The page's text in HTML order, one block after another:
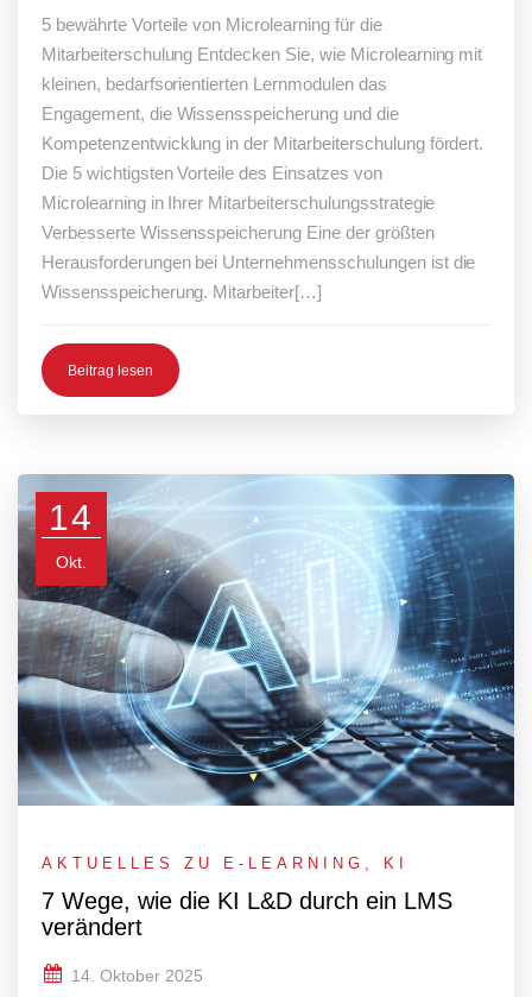
5 bewährte Vorteile von Microlearning für die
Mitarbeiterschulung Entdecken Sie, wie Microlearning mit
kleinen, bedarfsorientierten Lernmodulen das
Engagement, die Wissensspeicherung und die
Kompetenzentwicklung in der Mitarbeiterschulung fördert.
Die 5 wichtigsten Vorteile des Einsatzes von
Microlearning in Ihrer Mitarbeiterschulungsstrategie
Verbesserte Wissensspeicherung Eine der größten
Herausforderungen bei Unternehmensschulungen ist die
Wissensspeicherung. Mitarbeiter[…]
Beitrag lesen
14
Okt.
AKTUELLES ZU E-LEARNING KI
7 Wege, wie die KI L&D durch ein LMS
verändert
14. Oktober 2025